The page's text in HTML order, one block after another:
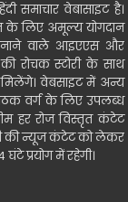
समाचार वेबासाइट है।
के लिए अमूल्य योगदान
वाले आइएएस और
रोचक स्टोरी के साथ
वेबसाइट में अन्य
वर्ग के लिए उपलब्ध
हर रोज विस्तृत कंटेट
की न्यूज कंटेट को लेकर
प्रयोग में रहेगी।